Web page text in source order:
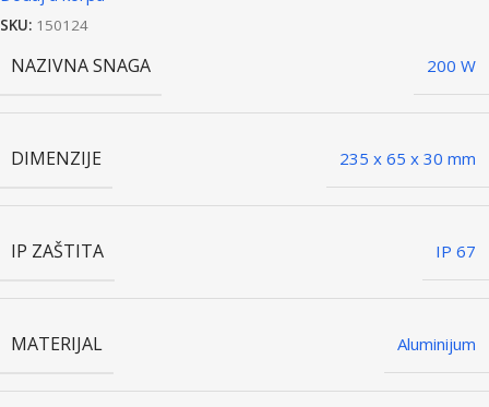
SKU: 150124
NAZIVNA SNAGA 200 W
DIMENZIJE 235 x 65 x 30 mm
IP ZAŠTITA IP 67
MATERIJAL Aluminijum